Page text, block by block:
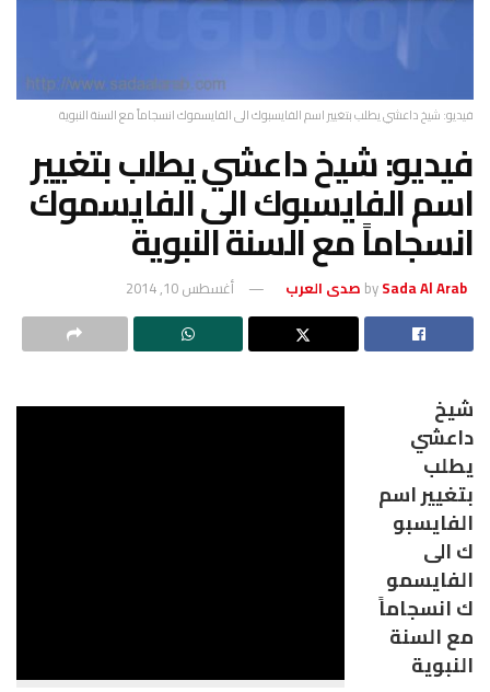
اسم الفايسبوك الى الفايسموك انسجاماً مع السنة النبوية
داعشي يطلب بتغيير
الى الفايسموك
السنة النبوية
أغسطس 10, 2014